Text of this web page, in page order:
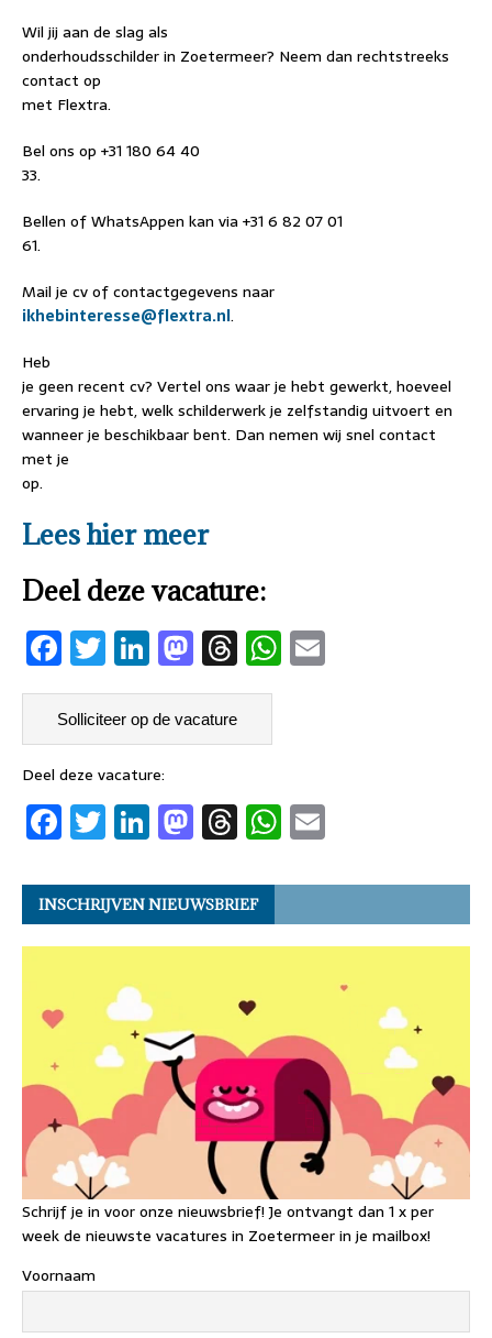
Wil jij aan de slag als
onderhoudsschilder in Zoetermeer? Neem dan rechtstreeks
contact op
met Flextra.
Bel ons op +31 180 64 40
33.
Bellen of WhatsAppen kan via +31 6 82 07 01
61.
Mail je cv of contactgegevens naar
ikhebinteresse@flextra.nl.
Heb
je geen recent cv? Vertel ons waar je hebt gewerkt, hoeveel
ervaring je hebt, welk schilderwerk je zelfstandig uitvoert en
wanneer je beschikbaar bent. Dan nemen wij snel contact
met je
op.
Lees hier meer
Deel deze vacature:
F
a
ce
b
o
o
T
w
it
te
r
Li
n
k
e
dI
n
M
as
to
d
n
T
h
a
s
W
p
Deel deze vacature:
F
a
c
e
b
o
o
T
w
it
t
er
Li
n
k
e
dI
n
M
a
st
o
d
n
T
h
re
a
d
s
W
h
at
s
A
p
ai
l
INSCHRIJVEN NIEUWSBRIEF
Schrijf je in voor onze nieuwsbrief! Je ontvangt dan 1 x per
week de nieuwste vacatures in Zoetermeer in je mailbox!
Voornaam